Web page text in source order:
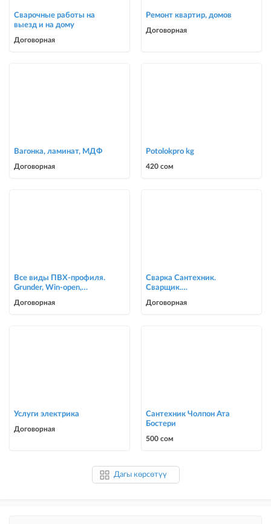
Сварочные работы на
выезд и на дому
Договорная
Ремонт квартир, домов
Договорная
Вагонка, ламинат, МДФ
Договорная
Potolokpro kg
420 сом
Все виды ПВХ-профиля.
Grunder, Win-open,
Комфорт в осн
Договорная
Сварка Сантехник.
Сварщик.
сварочные работы в Биш
Договорная
Услуги электрика
Договорная
Сантехник Чолпон Ата
Бостери
500 сом
Дагы көрсөтүү